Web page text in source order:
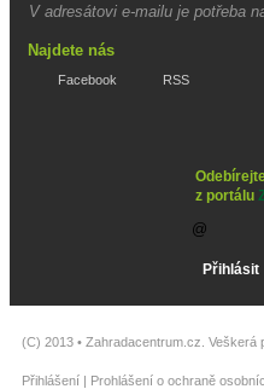
V adresátovi e-mailu je potřeba
Najdete nás
Facebook RSS
z portálu
(C) 2013 • Zahradacentrum.cz .
Přihlášení | Prohlášení o ochraně